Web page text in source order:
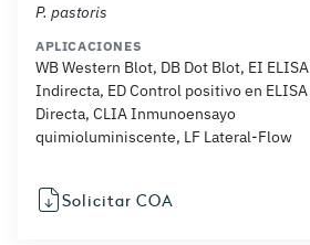
P. pastoris
APLICACIONES
WB Western Blot, DB Dot Blot, EI ELISA
Indirecta, ED Control positivo en ELISA
Directa, CLIA Inmunoensayo
quimioluminiscente, LF Lateral-Flow
Solicitar COA